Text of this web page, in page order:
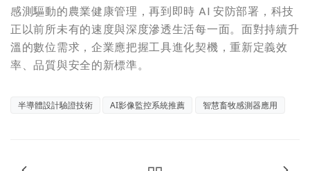
感測驅動的農業健康管理，再到即時 AI 安防部署，科技
正以前所未有的速度與深度滲透生活每一面。面對持續升
溫的數位需求，企業應把握工具進化契機，重新定義效
率、品質與安全的新標準。
半導體設計驗證技術 AI影像監控系統推薦 智慧畜牧感測器應用